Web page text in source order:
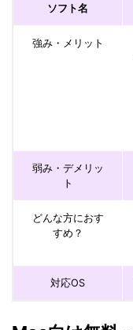
ソフト名
強み・メリット
弱み・デメリッ
ト
どんな方におす
すめ？
対応OS